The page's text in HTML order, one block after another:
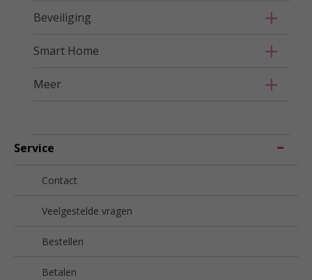
Beveiliging
Smart Home
Meer
Service
Contact
Veelgestelde vragen
Bestellen
Betalen